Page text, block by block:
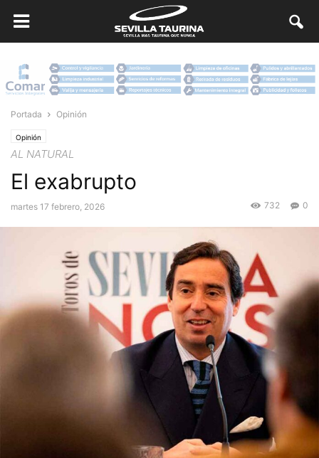
Portada Opinión
Opinión
AL NATURAL
El exabrupto
martes 17 febrero, 2026 0
732